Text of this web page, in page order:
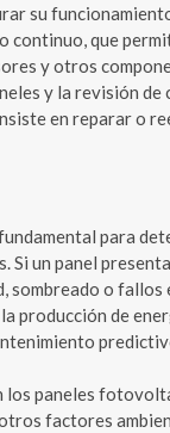
su
continuo, que
y otros
y la revisión de
en reparar o
para
Si un panel
sombreado o
producción de
los paneles
factores